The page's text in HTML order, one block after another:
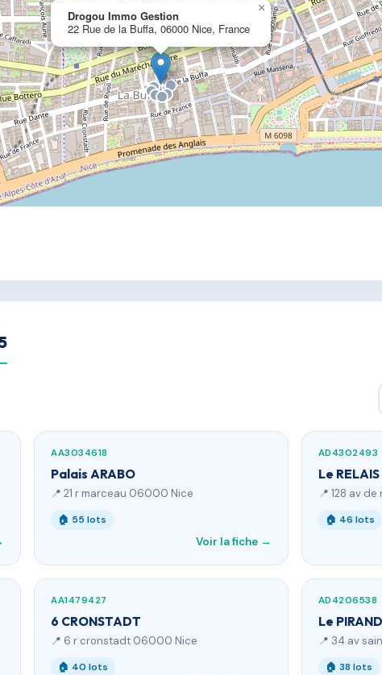
Drogou Immo Gestion
22 Rue de la Buffa, 06000 Nice, France
×
AA3034618
Palais ARABO
📍 21 r marceau 06000 Nice
🏠 55 lots
Voir la fiche →
AD4302493
Le
📍 128 av
🏠 46 lots
AA1479427
6 CRONSTADT
📍 6 r cronstadt 06000 Nice
🏠 40 lots
AD4206538
Le
📍 34 av
🏠 38 lots